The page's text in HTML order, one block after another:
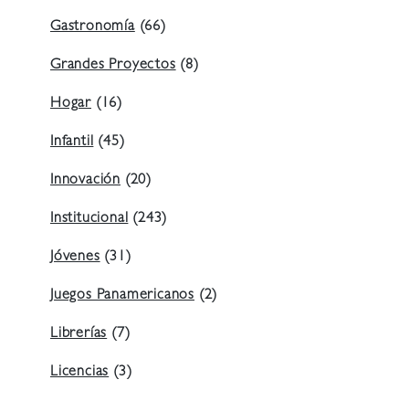
Gastronomía(66)
Grandes Proyectos (8)
Hogar (16)
Infantil (45)
Innovación (20)
Institucional (243)
Jóvenes (31)
Juegos Panamericanos (2)
Librerías (7)
Licencias (3)